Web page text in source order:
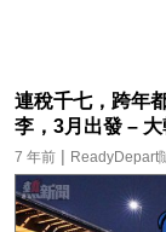
連稅千七，跨年
李，3月出發 –
7 年前 | ReadyDepart